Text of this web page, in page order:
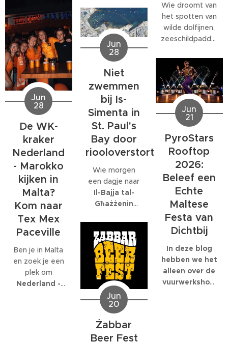
meer dan alleen
een baan. Veel
bedrijven
bieden
behoorlijk wat
extra's, van
teamuitjes en
interne
activiteiten tot
grote
personeelsfeesten.
En als je bij een
internationaal
bedrijf met
honderden
collega's werkt,
kunnen die
feesten
behoorlijk groot
worden.
noordwestenwinden
(W/NW)
verwacht.
Volgens het
Malta Red Cross
kan de wind
tijdelijk
toenemen tot
windkracht 6
met name op
donderdag 2
juli.
Wie droomt van
het spotten van
wilde dolfijnen,
zeeschildpadden
zeeleven
tijdens een
verblijf op Malta,
komt al snel tot
de ontdekking
dat daar
eigenlijk maar
één organisatie
volledig op is
gespecialiseerd:
EcoMarine
Jun
28
De WK-
kraker
Nederland
- Marokko
kijken in
Malta?
Kom naar
Tex Mex
Paceville
Ben je in Malta
en zoek je een
plek om
Nederland -
Jun
28
Niet
zwemmen
bij Is-
Simenta in
St. Paul's
Bay door
riooloverstort
Wie morgen
een dagje naar
Il-Bajja tal-
Għażżenin
inSt. Paul's
Baywil gaan,
kan beter een
ander strand
kiezen. De
Maltese
Environmental
Health
Directorate
heeft
Jun
21
PyroStars
Rooftop
2026:
Beleef een
Echte
Maltese
Festa van
Dichtbij
In deze blog
hebben we het
alleen over de
vuurwerkshow
Jun
20
Żabbar
Beer Fest